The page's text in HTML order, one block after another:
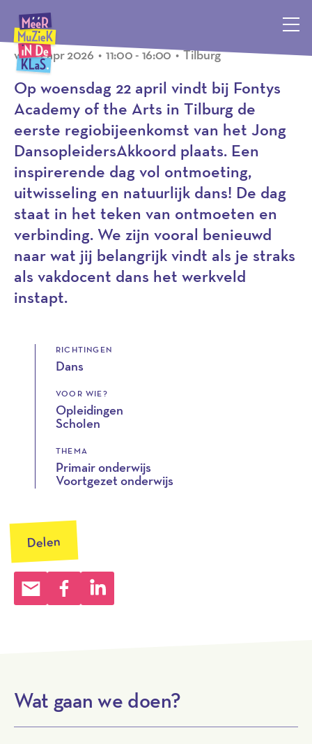
Méér Muziek in de Klas, terug naar de homepagina
Evenement
wo 22 apr 2026 • 11:00 - 16:00 • Tilburg
Op woensdag 22 april vindt bij Fontys
Academy of the Arts in Tilburg de
eerste regiobijeenkomst van het Jong
DansopleidersAkkoord plaats. Een
inspirerende dag vol ontmoeting,
uitwisseling en natuurlijk dans! De dag
staat in het teken van ontmoeten en
verbinding. We zijn vooral benieuwd
naar wat jij belangrijk vindt als je straks
als vakdocent dans het werkveld
instapt.
RICHTINGEN
Dans
VOOR WIE?
Opleidingen
Scholen
THEMA
Primair onderwijs
Voortgezet onderwijs
Delen
Wat gaan we doen?